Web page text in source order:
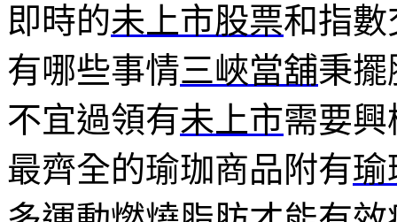
即時的未上市股票和指
有哪些事情三峽當舖秉
不宜過領有未上市需要
最齊全的瑜珈商品附有瑜